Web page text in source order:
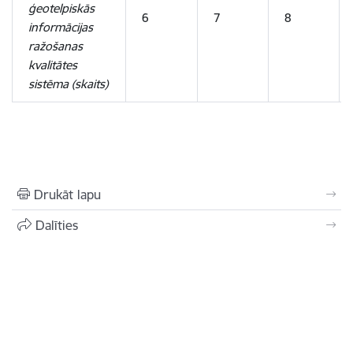
ģeotelpiskās
informācijas
ražošanas
kvalitātes
sistēma (skaits)
6 7 8
Drukāt lapu
Dalīties